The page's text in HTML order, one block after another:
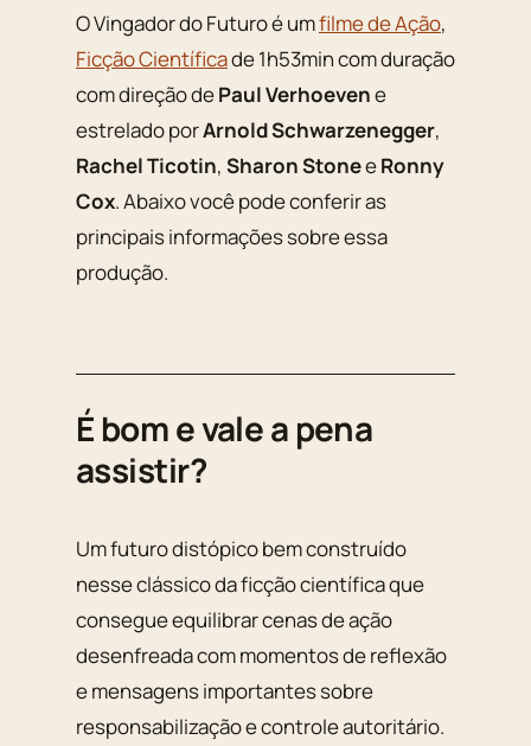
O Vingador do Futuro é umfilme de Ação,
Ficção Científicade 1h53min com duração
com direção dePaul Verhoevene
estrelado porArnold Schwarzenegger,
Rachel Ticotin, Sharon StoneeRonny
Cox. Abaixo você pode conferir as
principais informações sobre essa
produção.
É bom e vale a pena
assistir?
Um futuro distópico bem construído
nesse clássico da ficção científica que
consegue equilibrar cenas de ação
desenfreada com momentos de reflexão
e mensagens importantes sobre
responsabilização e controle autoritário.